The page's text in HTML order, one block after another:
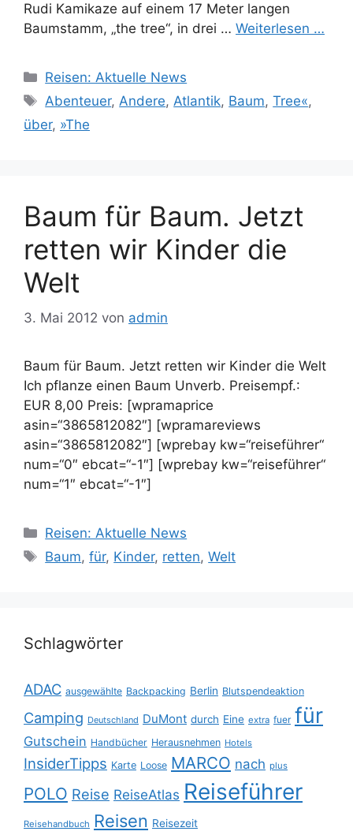
Rudi Kamikaze auf einem 17 Meter langen
Baumstamm, „the tree“, in drei … Weiterlesen …
Kategorien
Reisen: Aktuelle News
Schlagwörter
Abenteuer,Andere,Atlantik, Baum,Tree«,
über, »The
Baum für Baum. Jetzt
retten wir Kinder die
Welt
3. Mai 2012 von admin
Baum für Baum. Jetzt retten wir Kinder die Welt
Ich pflanze einen Baum Unverb. Preisempf.:
EUR 8,00 Preis: [wpramaprice
asin=“3865812082″] [wpramareviews
asin=“3865812082″] [wprebay kw=“reiseführer“
num=“0″ ebcat=“-1″] [wprebay kw=“reiseführer“
num=“1″ ebcat=“-1″]
Kategorien
Reisen: Aktuelle News
Schlagwörter
Baum,für, Kinder, retten,Welt
Schlagwörter
ADAC ausgewählte Backpacking Berlin Blutspendeaktion
Camping Deutschland DuMont durch Eine extra fuer für
Gutschein Handbücher Herausnehmen Hotels
InsiderTipps Karte Loose MARCO nach plus
POLO Reise ReiseAtlas Reiseführer
Reisehandbuch Reisen Reisezeit